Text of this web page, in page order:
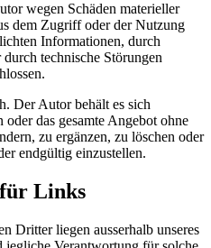
wegen Schäden materieller
dem Zugriff oder der Nutzung
Informationen, durch
technische Störungen
Der Autor behält es sich
das gesamte Angebot ohne
zu ergänzen, zu löschen oder
endgültig einzustellen.
für Links
Dritter liegen ausserhalb unseres